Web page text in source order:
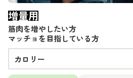
増量用
筋肉を増やしたい方
マッチョを目指している方
カロリー